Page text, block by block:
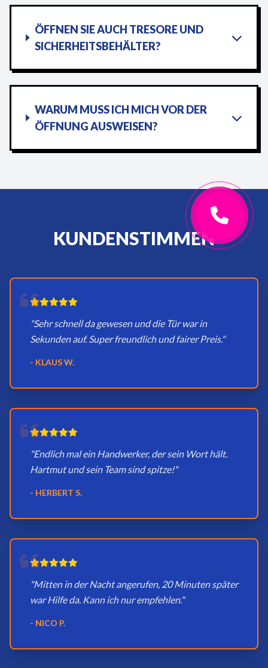
ÖFFNEN SIE AUCH TRESORE UND
SICHERHEITSBEHÄLTER?
WARUM MUSS ICH MICH VOR DER
ÖFFNUNG AUSWEISEN?
KUNDENSTIMMEN
"Sehr schnell da gewesen und die Tür war in
Sekunden auf. Super freundlich und fairer Preis."
- KLAUS W.
"Endlich mal ein Handwerker, der sein Wort hält.
Hartmut und sein Team sind spitze!"
- HERBERT S.
"Mitten in der Nacht angerufen, 20 Minuten später
war Hilfe da. Kann ich nur empfehlen."
- NICO P.